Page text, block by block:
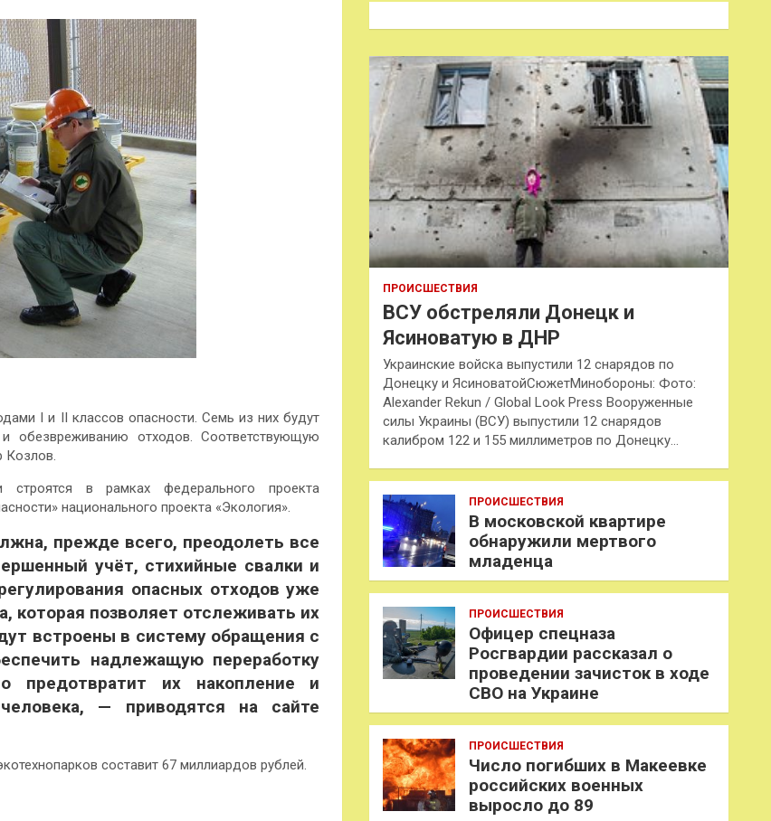
I и II классов опасности. Семь из них будут
обезвреживанию отходов. Соответствующую
Козлов.
строятся в рамках федерального проекта
национального проекта «Экология».
прежде всего, преодолеть все
учёт, стихийные свалки и
опасных отходов уже
которая позволяет отслеживать их
встроены в систему обращения с
надлежащую переработку
предотвратит их накопление и
— приводятся на сайте
составит 67 миллиардов рублей.
к
ПРОИСШЕСТВИЯ
ВСУ обстреляли Донецк и
Ясиноватую в ДНР
Украинские войска выпустили 12 снарядов по
Донецку и ЯсиноватойСюжетМинобороны: Фото:
Alexander Rekun / Global Look Press Вооруженные
силы Украины (ВСУ) выпустили 12 снарядов
калибром 122 и 155 миллиметров по Донецку…
ПРОИСШЕСТВИЯ
В московской квартире
обнаружили мертвого
младенца
ПРОИСШЕСТВИЯ
Офицер спецназа
Росгвардии рассказал о
проведении зачисток в ходе
СВО на Украине
ПРОИСШЕСТВИЯ
Число погибших в Макеевке
российских военных
выросло до 89